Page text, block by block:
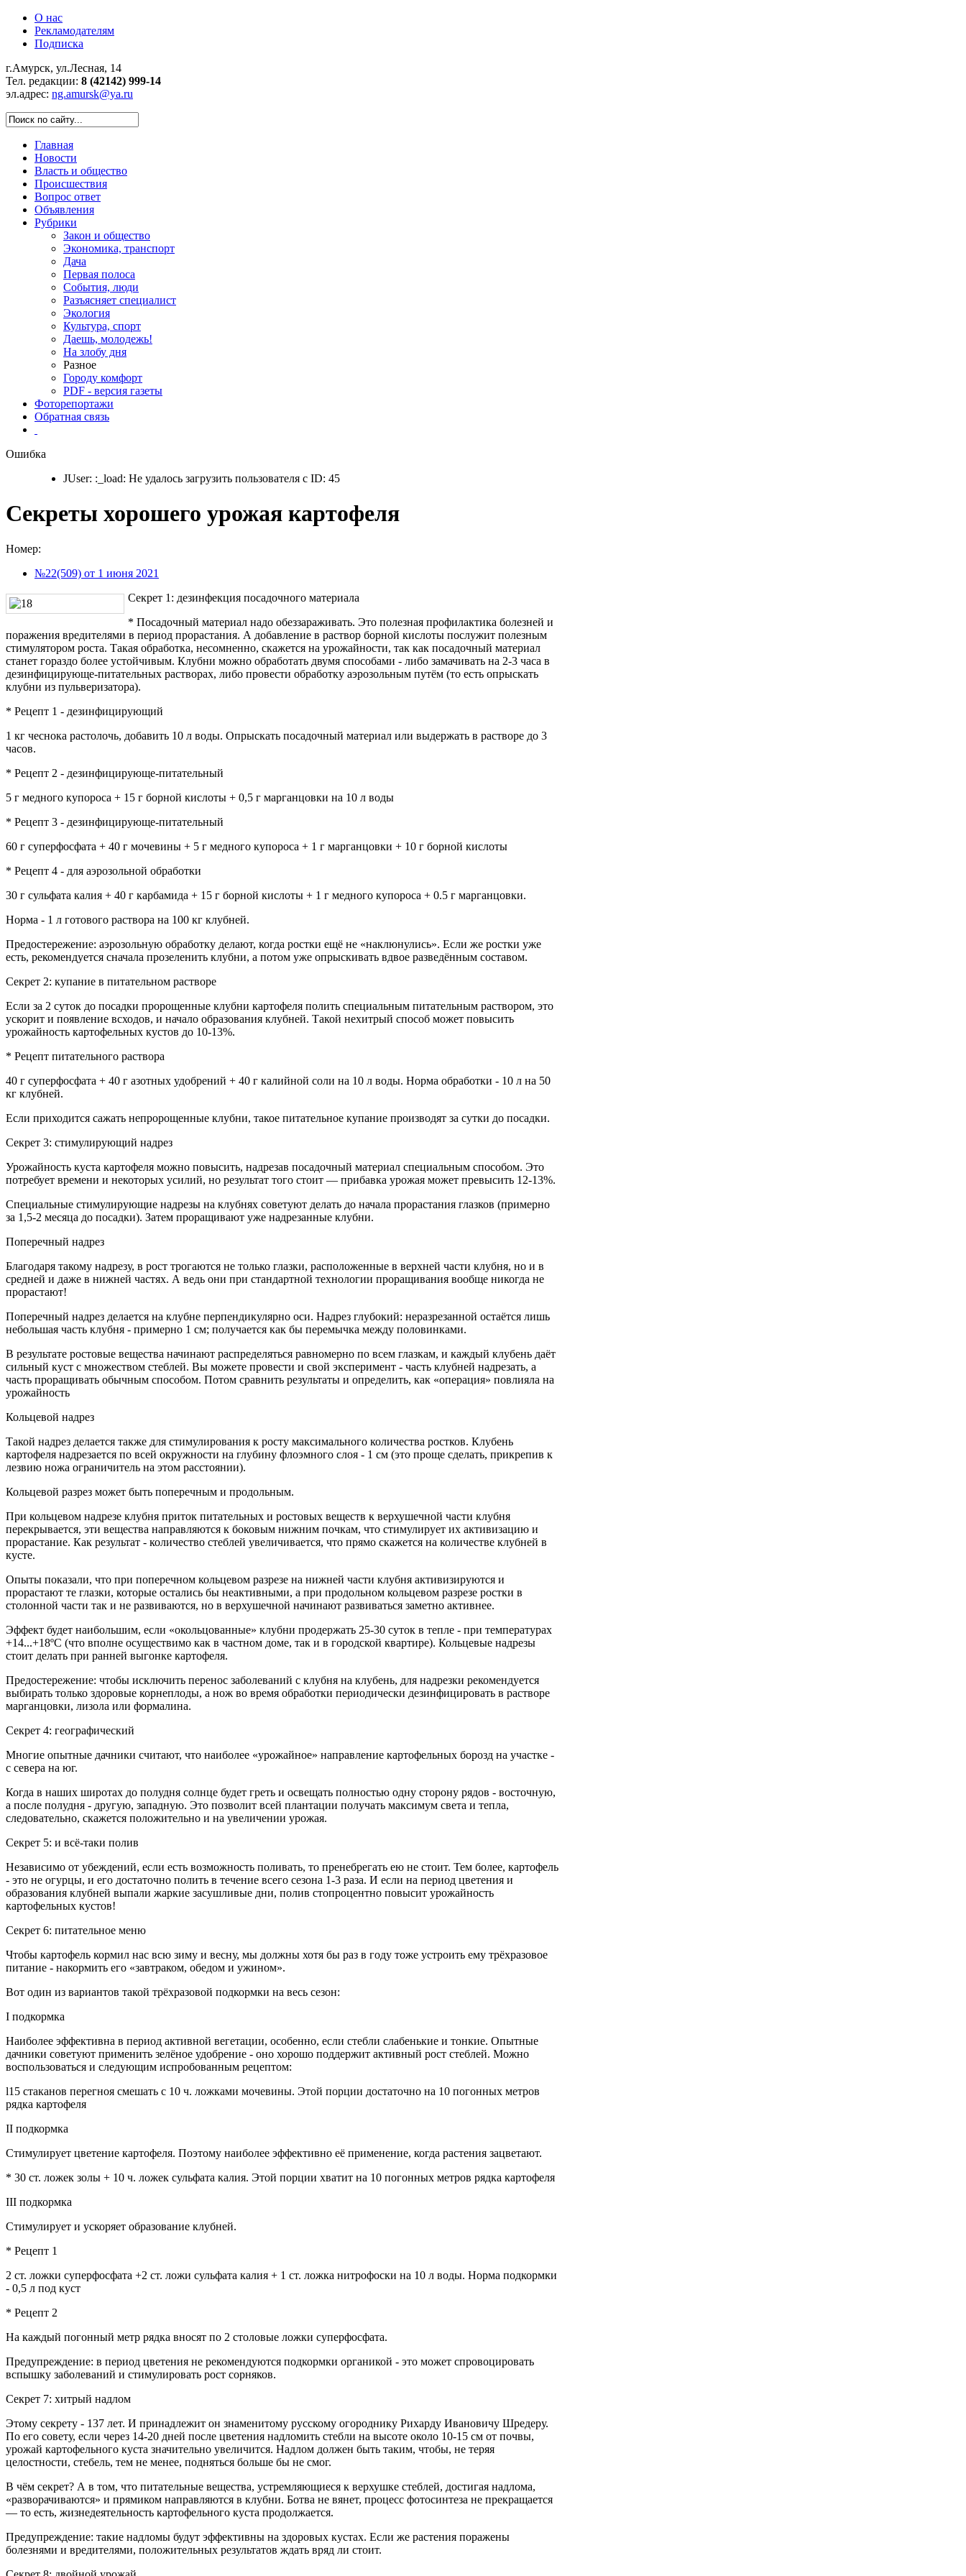
О нас
Рекламодателям
Подписка
г.Амурск, ул.Лесная, 14
Тел. редакции: 8 (42142) 999-14
эл.адрес: ng.amursk@ya.ru
Главная
Новости
Власть и общество
Происшествия
Вопрос ответ
Объявления
Рубрики
Закон и общество
Экономика, транспорт
Дача
Первая полоса
События, люди
Разъясняет специалист
Экология
Культура, спорт
Даешь, молодежь!
На злобу дня
Разное
Городу комфорт
PDF - версия газеты
Фоторепортажи
Обратная связь
Ошибка
JUser: :_load: Не удалось загрузить пользователя с ID: 45
Секреты хорошего урожая картофеля
Номер:
№22(509) от 1 июня 2021
Секрет 1: дезинфекция посадочного материала
* Посадочный материал надо обеззараживать. Это полезная профилактика болезней и
поражения вредителями в период прорастания. А добавление в раствор борной кислоты послужит полезным
стимулятором роста. Такая обработка, несомненно, скажется на урожайности, так как посадочный материал
станет гораздо более устойчивым. Клубни можно обработать двумя способами - либо замачивать на 2-3 часа в
дезинфицирующе-питательных растворах, либо провести обработку аэрозольным путём (то есть опрыскать
клубни из пульверизатора).
* Рецепт 1 - дезинфицирующий
1 кг чеснока растолочь, добавить 10 л воды. Опрыскать посадочный материал или выдержать в растворе до 3
часов.
* Рецепт 2 - дезинфицирующе-питательный
5 г медного купороса + 15 г борной кислоты + 0,5 г марганцовки на 10 л воды
* Рецепт 3 - дезинфицирующе-питательный
60 г суперфосфата + 40 г мочевины + 5 г медного купороса + 1 г марганцовки + 10 г борной кислоты
* Рецепт 4 - для аэрозольной обработки
30 г сульфата калия + 40 г карбамида + 15 г борной кислоты + 1 г медного купороса + 0.5 г марганцовки.
Норма - 1 л готового раствора на 100 кг клубней.
Предостережение: аэрозольную обработку делают, когда ростки ещё не «наклюнулись». Если же ростки уже
есть, рекомендуется сначала прозеленить клубни, а потом уже опрыскивать вдвое разведённым составом.
Секрет 2: купание в питательном растворе
Если за 2 суток до посадки пророщенные клубни картофеля полить специальным питательным раствором, это
ускорит и появление всходов, и начало образования клубней. Такой нехитрый способ может повысить
урожайность картофельных кустов до 10-13%.
* Рецепт питательного раствора
40 г суперфосфата + 40 г азотных удобрений + 40 г калийной соли на 10 л воды. Норма обработки - 10 л на 50
кг клубней.
Если приходится сажать непророщенные клубни, такое питательное купание производят за сутки до посадки.
Секрет 3: стимулирующий надрез
Урожайность куста картофеля можно повысить, надрезав посадочный материал специальным способом. Это
потребует времени и некоторых усилий, но результат того стоит — прибавка урожая может превысить 12-13%.
Специальные стимулирующие надрезы на клубнях советуют делать до начала прорастания глазков (примерно
за 1,5-2 месяца до посадки). Затем проращивают уже надрезанные клубни.
Поперечный надрез
Благодаря такому надрезу, в рост трогаются не только глазки, расположенные в верхней части клубня, но и в
средней и даже в нижней частях. А ведь они при стандартной технологии проращивания вообще никогда не
прорастают!
Поперечный надрез делается на клубне перпендикулярно оси. Надрез глубокий: неразрезанной остаётся лишь
небольшая часть клубня - примерно 1 см; получается как бы перемычка между половинками.
В результате ростовые вещества начинают распределяться равномерно по всем глазкам, и каждый клубень даёт
сильный куст с множеством стеблей. Вы можете провести и свой эксперимент - часть клубней надрезать, а
часть проращивать обычным способом. Потом сравнить результаты и определить, как «операция» повлияла на
урожайность
Кольцевой надрез
Такой надрез делается также для стимулирования к росту максимального количества ростков. Клубень
картофеля надрезается по всей окружности на глубину флоэмного слоя - 1 см (это проще сделать, прикрепив к
лезвию ножа ограничитель на этом расстоянии).
Кольцевой разрез может быть поперечным и продольным.
При кольцевом надрезе клубня приток питательных и ростовых веществ к верхушечной части клубня
перекрывается, эти вещества направляются к боковым нижним почкам, что стимулирует их активизацию и
прорастание. Как результат - количество стеблей увеличивается, что прямо скажется на количестве клубней в
кусте.
Опыты показали, что при поперечном кольцевом разрезе на нижней части клубня активизируются и
прорастают те глазки, которые остались бы неактивными, а при продольном кольцевом разрезе ростки в
столонной части так и не развиваются, но в верхушечной начинают развиваться заметно активнее.
Эффект будет наибольшим, если «окольцованные» клубни продержать 25-30 суток в тепле - при температурах
+14...+18ºС (что вполне осуществимо как в частном доме, так и в городской квартире). Кольцевые надрезы
стоит делать при ранней выгонке картофеля.
Предостережение: чтобы исключить перенос заболеваний с клубня на клубень, для надрезки рекомендуется
выбирать только здоровые корнеплоды, а нож во время обработки периодически дезинфицировать в растворе
марганцовки, лизола или формалина.
Секрет 4: географический
Многие опытные дачники считают, что наиболее «урожайное» направление картофельных борозд на участке -
с севера на юг.
Когда в наших широтах до полудня солнце будет греть и освещать полностью одну сторону рядов - восточную,
а после полудня - другую, западную. Это позволит всей плантации получать максимум света и тепла,
следовательно, скажется положительно и на увеличении урожая.
Секрет 5: и всё-таки полив
Независимо от убеждений, если есть возможность поливать, то пренебрегать ею не стоит. Тем более, картофель
- это не огурцы, и его достаточно полить в течение всего сезона 1-3 раза. И если на период цветения и
образования клубней выпали жаркие засушливые дни, полив стопроцентно повысит урожайность
картофельных кустов!
Секрет 6: питательное меню
Чтобы картофель кормил нас всю зиму и весну, мы должны хотя бы раз в году тоже устроить ему трёхразовое
питание - накормить его «завтраком, обедом и ужином».
Вот один из вариантов такой трёхразовой подкормки на весь сезон:
I подкормка
Наиболее эффективна в период активной вегетации, особенно, если стебли слабенькие и тонкие. Опытные
дачники советуют применить зелёное удобрение - оно хорошо поддержит активный рост стеблей. Можно
воспользоваться и следующим испробованным рецептом:
l15 стаканов перегноя смешать с 10 ч. ложками мочевины. Этой порции достаточно на 10 погонных метров
рядка картофеля
II подкормка
Стимулирует цветение картофеля. Поэтому наиболее эффективно её применение, когда растения зацветают.
* 30 ст. ложек золы + 10 ч. ложек сульфата калия. Этой порции хватит на 10 погонных метров рядка картофеля
III подкормка
Стимулирует и ускоряет образование клубней.
* Рецепт 1
2 ст. ложки суперфосфата +2 ст. ложи сульфата калия + 1 ст. ложка нитрофоски на 10 л воды. Норма подкормки
- 0,5 л под куст
* Рецепт 2
На каждый погонный метр рядка вносят по 2 столовые ложки суперфосфата.
Предупреждение: в период цветения не рекомендуются подкормки органикой - это может спровоцировать
вспышку заболеваний и стимулировать рост сорняков.
Секрет 7: хитрый надлом
Этому секрету - 137 лет. И принадлежит он знаменитому русскому огороднику Рихарду Ивановичу Шредеру.
По его совету, если через 14-20 дней после цветения надломить стебли на высоте около 10-15 см от почвы,
урожай картофельного куста значительно увеличится. Надлом должен быть таким, чтобы, не теряя
целостности, стебель, тем не менее, подняться больше бы не смог.
В чём секрет? А в том, что питательные вещества, устремляющиеся к верхушке стеблей, достигая надлома,
«разворачиваются» и прямиком направляются в клубни. Ботва не вянет, процесс фотосинтеза не прекращается
— то есть, жизнедеятельность картофельного куста продолжается.
Предупреждение: такие надломы будут эффективны на здоровых кустах. Если же растения поражены
болезнями и вредителями, положительных результатов ждать вряд ли стоит.